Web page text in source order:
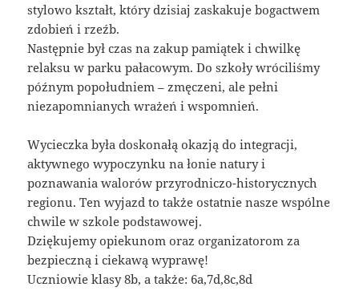
stylowo kształt, który dzisiaj zaskakuje bogactwem
zdobień i rzeźb.
Następnie był czas na zakup pamiątek i chwilkę
relaksu w parku pałacowym. Do szkoły wróciliśmy
późnym popołudniem – zmęczeni, ale pełni
niezapomnianych wrażeń i wspomnień.
Wycieczka była doskonałą okazją do integracji,
aktywnego wypoczynku na łonie natury i
poznawania walorów przyrodniczo-historycznych
regionu. Ten wyjazd to także ostatnie nasze wspólne
chwile w szkole podstawowej.
Dziękujemy opiekunom oraz organizatorom za
bezpieczną i ciekawą wyprawę!
Uczniowie klasy 8b, a także: 6a,7d,8c,8d